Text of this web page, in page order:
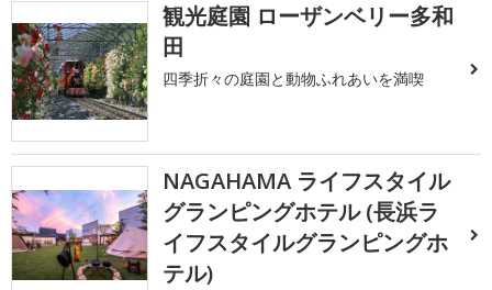
観光庭園 ローザンベリー多和
田
四季折々の庭園と動物ふれあいを満喫
NAGAHAMA ライフスタイル
グランピングホテル (長浜ラ
イフスタイルグランピングホ
テル)